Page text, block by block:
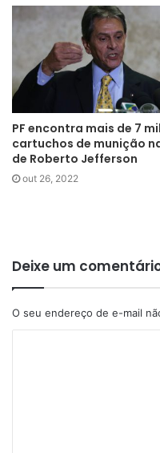
PF encontra mais de 7 mil
cartuchos de munição
de Roberto Jefferson
out 26, 2022
Deixe um
O seu endereço de e-mail